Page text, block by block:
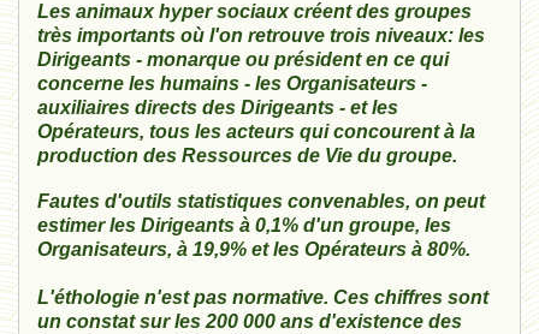
Les animaux hyper sociaux créent des groupes
très importants où l'on retrouve trois niveaux: les
Dirigeants - monarque ou président en ce qui
concerne les humains - les Organisateurs -
auxiliaires directs des Dirigeants - et les
Opérateurs, tous les acteurs qui concourent à la
production des Ressources de Vie du groupe.
Fautes d'outils statistiques convenables, on peut
estimer les Dirigeants à 0,1% d'un groupe, les
Organisateurs, à 19,9% et les Opérateurs à 80%.
L'éthologie n'est pas normative. Ces chiffres sont
un constat sur les 200 000 ans d'existence des